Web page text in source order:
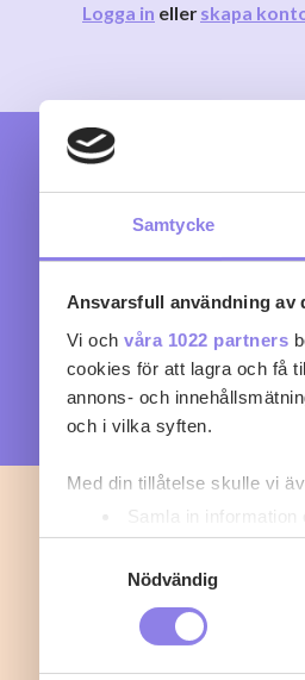
Samtycke
Ansvarsfull användning av
Vi och våra 1022 partners
cookies för att lagra och få
annons- och
och i vilka syften.
Med din tillåtelse skulle vi
Samla in
Identifiera din enhet
Ta reda på mer om hur
eller dra tillbaka ditt
Nödvändig
Logga in eller skapa